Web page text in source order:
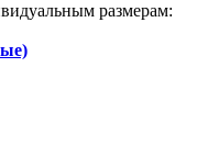
размерам: